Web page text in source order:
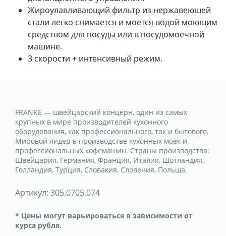
Жироулавливающий фильтр из нержавеющей
стали легко снимается и моется водой моющим
средством для посуды или в посудомоечной
машине.
3 скорости + интенсивный режим.
FRANKE — швейцарский концерн, один из самых
крупных в мире производителей кухонного
оборудования, как профессионального, так и бытового.
Мировой лидер в производстве кухонных моек и
профессиональных кофемашин. Страны производства:
Швейцария, Германия, Франция, Италия, Шотландия,
Голландия, Турция, Словакия, Словения, Польша.
Артикул: 305.0705.074
* Цены могут варьироваться в зависимости от
курса рубля.